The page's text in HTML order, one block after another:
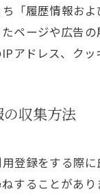
「履歴情報お
ページや広告
アドレス、ク
の収集方法
登録をする際
することがあ